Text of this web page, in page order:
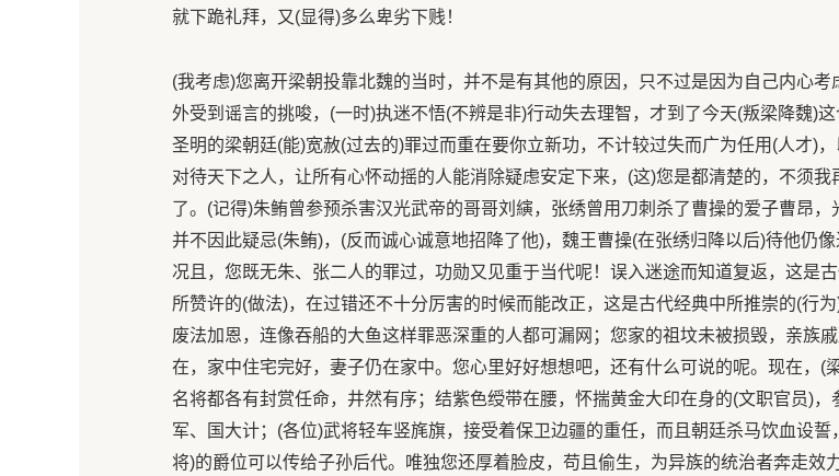
就下跪礼拜，又(显得)多么卑劣下贱！
(我考虑)您离开梁朝投靠北魏的当时，并不是有其他的原因，只不过是因为自己内心考
外受到谣言的挑唆，(一时)执迷不悟(不辨是非)行动失去理智，才到了今天(叛梁降魏)这
圣明的梁朝廷(能)宽赦(过去的)罪过而重在要你立新功，不计较过失而广为任用(人才)
对待天下之人，让所有心怀动摇的人能消除疑虑安定下来，(这)您是都清楚的，不须我
了。(记得)朱鲔曾参预杀害汉光武帝的哥哥刘縯，张绣曾用刀刺杀了曹操的爱子曹昂，
并不因此疑忌(朱鲔)，(反而诚心诚意地招降了他)，魏王曹操(在张绣归降以后)待他仍像
况且，您既无朱、张二人的罪过，功勋又见重于当代呢！误入迷途而知道复返，这是
所赞许的(做法)，在过错还不十分厉害的时候而能改正，这是古代经典中所推崇的(行
废法加恩，连像吞船的大鱼这样罪恶深重的人都可漏网；您家的祖坟未被损毁，亲族
在，家中住宅完好，妻子仍在家中。您心里好好想想吧，还有什么可说的呢。现在，(
名将都各有封赏任命，井然有序；结紫色绶带在腰，怀揣黄金大印在身的(文职官员)，
军、国大计；(各位)武将轻车竖旄旗，接受着保卫边疆的重任，而且朝廷杀马饮血设誓
将)的爵位可以传给子孙后代。唯独您还厚着脸皮，苟且偷生，为异族的统治者奔走效